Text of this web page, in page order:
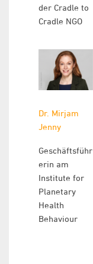
der Cradle to
Cradle NGO
Dr. Mirjam
Jenny
Geschäftsführ
erin am
Institute for
Planetary
Health
Behaviour